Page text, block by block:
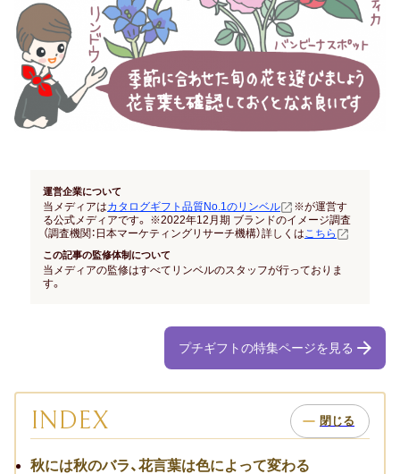
香典返し
喪中見舞い
引き出物
お祝い･お見舞い
初節句祝い
運営企業について
当メディアはカタログギフト品質No.1のリンベル
※が運営す
る公式メディアです。 ※2022年12月期 ブランドのイメージ調査
（調査機関：日本マーケティングリサーチ機構）詳しくは こちら
この記事の監修体制について
当メディアの監修はすべてリンベルのスタッフが行っておりま
す。
プチギフトの特集ページを見る
INDEX
秋には秋のバラ、花言葉は色によって変わる